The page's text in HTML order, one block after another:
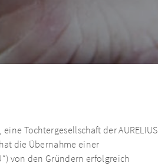
Tochtergesellschaft der AURELIUS
die Übernahme einer
von den Gründern erfolgreich